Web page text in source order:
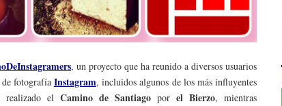
, un proyecto que ha reunido a diversos usuarios
fotografía Instagram, incluidos algunos de los más influyentes
realizado elCamino de Santiago porel Bierzo, mientras